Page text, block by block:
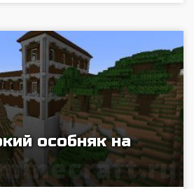
особняк на